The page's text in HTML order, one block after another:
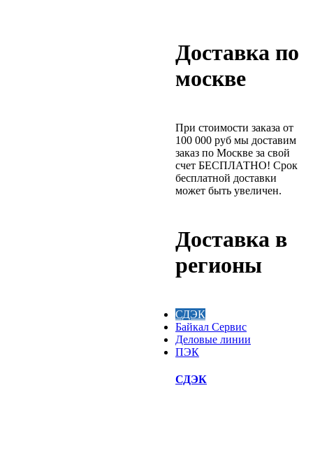
Доставка по
москве
При стоимости заказа от
100 000 руб мы доставим
заказ по Москве за свой
счет БЕСПЛАТНО! Срок
бесплатной доставки
может быть увеличен.
Доставка в
регионы
СДЭК
Байкал Сервис
Деловые линии
ПЭК
СДЭК